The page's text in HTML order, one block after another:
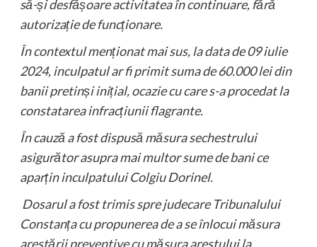
să-și desfășoare activitatea în continuare, fără
autorizație de funcționare.
În contextul menționat mai sus, la data de 09 iulie
2024, inculpatul ar fi primit suma de 60.000 lei din
banii pretinși inițial, ocazie cu care s-a procedat la
constatarea infracțiunii flagrante.
În cauză a fost dispusă măsura sechestrului
asigurător asupra mai multor sume de bani ce
aparțin inculpatului Colgiu Dorinel.
Dosarul a fost trimis spre judecare Tribunalului
Constanța cu propunerea de a se înlocui măsura
arestării preventive cu măsura arestului la